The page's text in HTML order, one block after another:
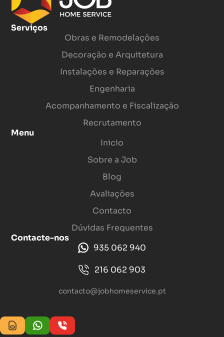
Serviços
Obras e Remodelações
Decoração e Arquitetura
Instalações e Reparações
Engenharia
Acompanhamento e Fiscalização
Recrutamento
Menu
Inicio
Sobre a Job
Blog
Avaliações
Contacto
Dúvidas Frequentes
Contacte-nos
935 062 940
216 062 903
contacto@jobhomeservice.pt
Termos de uso. Política de Privacidade.